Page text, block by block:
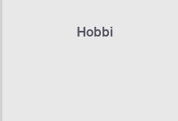
Hobbi